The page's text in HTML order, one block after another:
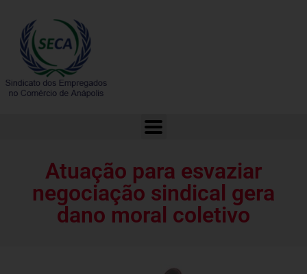
Atuação para esvaziar
negociação sindical gera
dano moral coletivo